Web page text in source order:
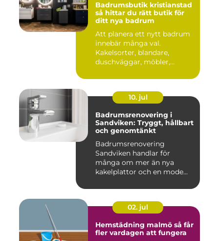
Badrumsbutik kristianstad
så hittar du rätt butik för
ditt nya badrum
Att planera ett nytt badrum
innebär många val.
Kakelsorter, blandare,
duschväggar, möbler,
10. jul
Badrumsrenovering i
Sandviken: Tryggt, hållbart
och genomtänkt
Badrumsrenovering
Sandviken handlar för
många om mer än nya
kakelplattor och en mode...
02. jul
Hemstädning malmö så får
fler vardagen att fungera